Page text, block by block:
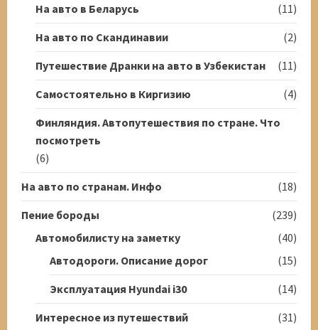
На авто в Беларусь
(11)
На авто по Скандинавии
(2)
Путешествие Дранки на авто в Узбекистан
(11)
Самостоятельно в Киргизию
(4)
Финляндия. Автопутешествия по стране. Что
посмотреть
(6)
На авто по странам. Инфо
(18)
Пение бороды
(239)
Автомобилисту на заметку
(40)
Автодороги. Описание дорог
(15)
Эксплуатация Hyundai i30
(14)
Интересное из путешествий
(31)